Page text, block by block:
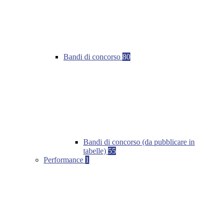
Bandi di concorso 80
Bandi di concorso (da pubblicare in
tabelle) 55
Performance 1